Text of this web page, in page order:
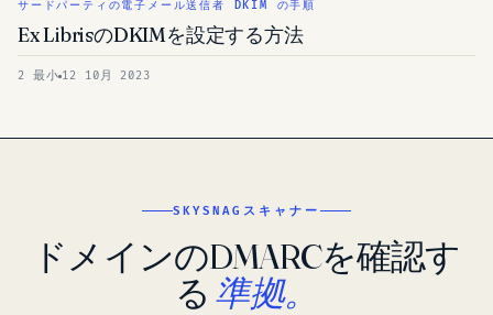
サードパーティの電子メール送信者 DKIM の手順
Ex LibrisのDKIMを設定する方法
2 最小 12 10月 2023
SKYSNAGスキャナー
ドメインのDMARCを確認す
る 準拠。